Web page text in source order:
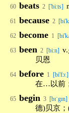
60 beats 2 ['biːts]
61 because 2
62 become 1
63 been 2 [bi:n]
贝恩
64 before 1 [bi'fɔ:]
在…以前
65 begin 3 [bɪˈgɪn]
德)贝京